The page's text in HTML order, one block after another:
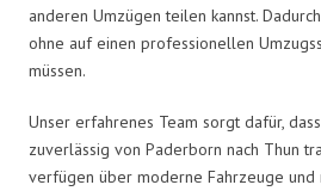
anderen Umzügen teilen kannst.
ohne auf einen professionellen
müssen.
Unser erfahrenes Team sorgt dafür,
zuverlässig von Paderborn nach Thun
verfügen über moderne Fahrzeuge